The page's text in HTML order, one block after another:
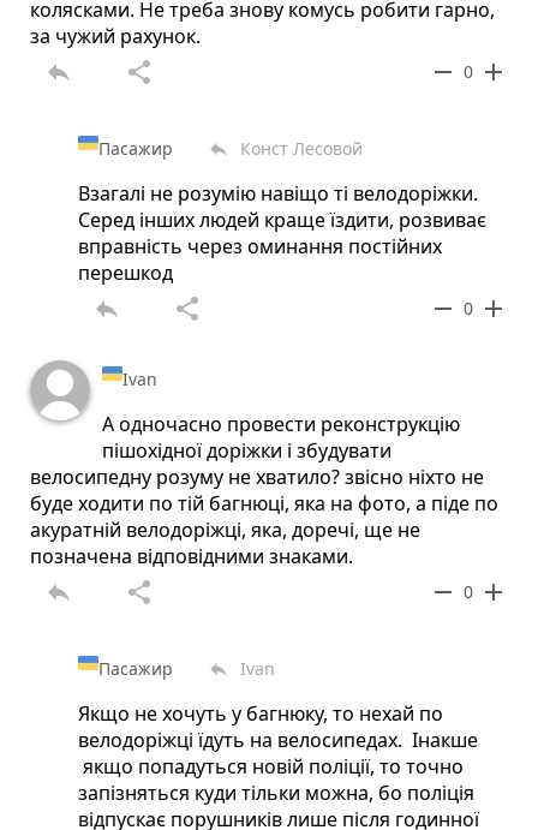
колясками. Не треба знову комусь робити гарно,
за чужий рахунок.
reply share remove 0 add
Пасажир reply Конст Лесовой
Взагалі не розумію навіщо ті велодоріжки.
Серед інших людей краще їздити, розвиває
вправність через оминання постійних
перешкод
reply share remove 0 add
Ivan
А одночасно провести реконструкцію
пішохідної доріжки і збудувати
велосипедну розуму не хватило? звісно ніхто не
буде ходити по тій багнюці, яка на фото, а піде по
акуратній велодоріжці, яка, доречі, ще не
позначена відповідними знаками.
reply share remove 0 add
Пасажир reply Ivan
Якщо не хочуть у багнюку, то нехай по
велодоріжці їдуть на велосипедах. Інакше
якщо попадуться новій поліції, то точно
запізняться куди тільки можна, бо поліція
відпускає порушників лише після годинної